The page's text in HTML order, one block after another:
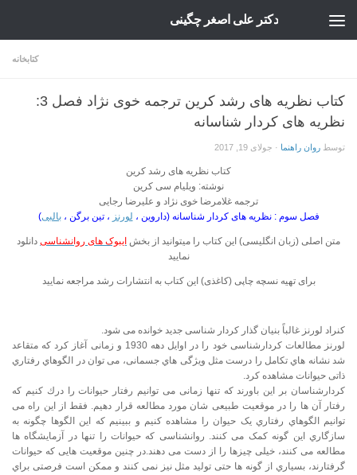
دکتر علی اصغر چگینی
کتابخانه
کتاب نظریه های رشد کرین ترجمه خوی نژاد فصل 3:
نظریه های کردار شناسانه
توسط روان راهنما · جولای 19, 2017
کتاب نظریه های رشد کرین
نوشته: ویلیام سی کرین
ترجمه غلامرضا خوی نژاد و علیرضا رجایی
فصل سوم : نظریه های کردار شناسانه (داروین ، لورنز ، تین برگن ،بالبی)
متن اصلی (زبان انگلیسی) این کتاب را میتوانید از بخش ایبوک های روانشناسی دانلود
نمایید
برای تهیه نسچه چاپی (کاغذی) این کتاب به انتشارات رشد مراجعه نمایید
کنراد لورنز غالباً بنیان گذار کردار شناسی جدید خوانده می شود.
لورنز مطالعات کردارشناسی خود را در اوایل دهه 1930 و زمانی آغاز کرد که متقاعد
شد نشانه هاي تکامل را درست مثل ویژگی هاي جسمانی، می توان در الگوهاي رفتاري
ذاتی حیوانات مشاهده کرد.
کردارشناسان بر این باورند که تنها زمانی می توانیم رفتار حیوانات را درك کنیم که
رفتار آن ها را در موقعیت طبیعی شان مورد مطالعه قرار دهیم. فقط از این راه می
توانیم الگوهاي رفتاري یک حیوان را مشاهده کنیم و ببینیم که این الگوها چگونه به
سازگاري این گونه کمک می کنند. روانشناسی که حیوانات را تنها در آزمایشگاه ها
مطالعه می کنند، خیلی چیزها را از دست می دهند.در چنین موقعیت هایی که حیوانات
گرفتارند، بسیاري از گونه ها حتی تولید مثل نیز نمی کنند و ممکن است فرصتی براي